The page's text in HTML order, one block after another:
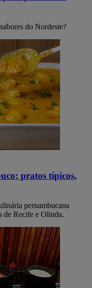
do Nordeste?
pratos típicos,
pernambucana
de Recife e Olinda.